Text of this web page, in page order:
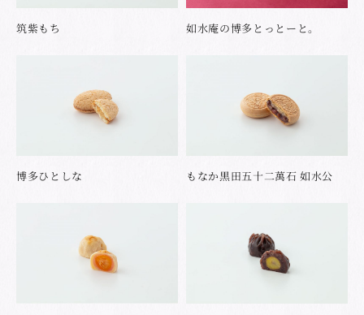
筑紫もち 如水庵の博多とっとーと。
博多ひとしな もなか黒田五十二萬石 如水公